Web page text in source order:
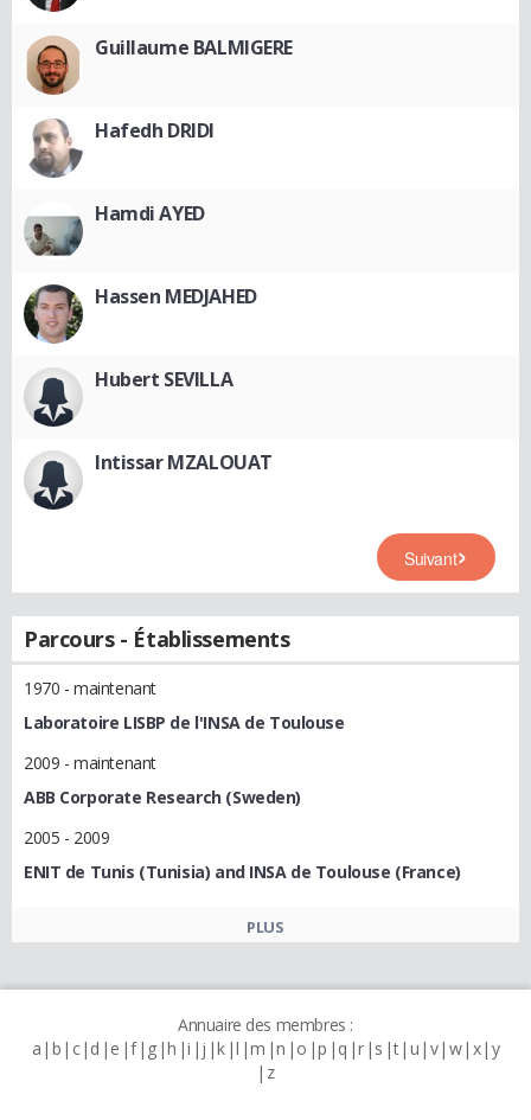
Guillaume BALMIGERE
Hafedh DRIDI
Hamdi AYED
Hassen MEDJAHED
Hubert SEVILLA
Intissar MZALOUAT
Suivant
Parcours - Établissements
1970 - maintenant
Laboratoire LISBP de l'INSA de Toulouse
2009 - maintenant
ABB Corporate Research (Sweden)
2005 - 2009
ENIT de Tunis (Tunisia) and INSA de Toulouse (France)
PLUS
Annuaire des membres :
a b c d e f g h i j k l m n o p q r s t u v w x y
z